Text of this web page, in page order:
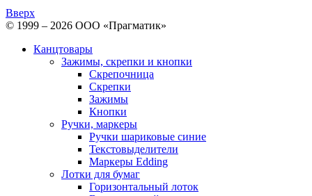
Вверх
© 1999 – 2026 ООО «Прагматик»
Канцтовары
Зажимы, скрепки и кнопки
Скрепочница
Скрепки
Зажимы
Кнопки
Ручки, маркеры
Ручки шариковые синие
Текстовыделители
Маркеры Edding
Лотки для бумаг
Горизонтальный лоток